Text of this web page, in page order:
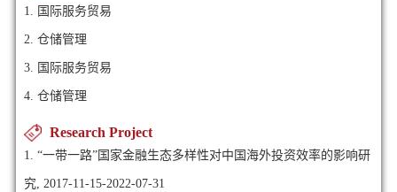
1. 国际服务贸易
2. 仓储管理
3. 国际服务贸易
4. 仓储管理
Research Project
1. “一带一路”国家金融生态多样性对中国海外投资效率的影响研
究, 2017-11-15-2022-07-31